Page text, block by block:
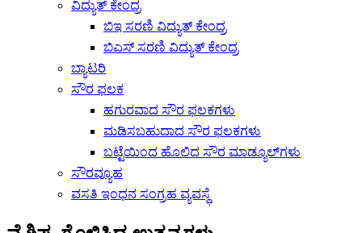
ವಿದ್ಯುತ್ ಕೇಂದ್ರ
ಬಿಇ ಸರಣಿ ವಿದ್ಯುತ್ ಕೇಂದ್ರ
ಬಿಎಸ್ ಸರಣಿ ವಿದ್ಯುತ್ ಕೇಂದ್ರ
ಬ್ಯಾಟರಿ
ಸೌರ ಫಲಕ
ಹಗುರವಾದ ಸೌರ ಫಲಕಗಳು
ಮಡಿಸಬಹುದಾದ ಸೌರ ಫಲಕಗಳು
ಬಟ್ಟೆಯಿಂದ ಹೊಲಿದ ಸೌರ ಮಾಡ್ಯೂಲ್‌ಗಳು
ಸೌರವ್ಯೂಹ
ವಸತಿ ಇಂಧನ ಸಂಗ್ರಹ ವ್ಯವಸ್ಥೆ